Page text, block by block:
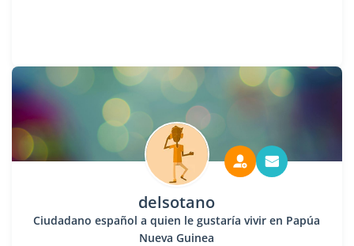
delsotano
Ciudadano español a quien le gustaría vivir en Papúa
Nueva Guinea